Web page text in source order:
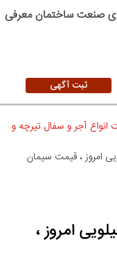
صنعت ساختمان معرفی
ثبت آگهی
انواع آجر و سفال تیرچه و
پاکتی ۵۰ کیلویی امروز ، قیمت سیمان
سیمان پاکتی ۵۰ کیلویی امروز ،